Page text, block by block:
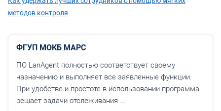
методов контроля
ФГУП МОКБ МАРС
ПО LanAgent полностью соответствует своему
назначению и выполняет все заявленные функции.
При удобстве и простоте в использовании программа
решает задачи отслеживания ...